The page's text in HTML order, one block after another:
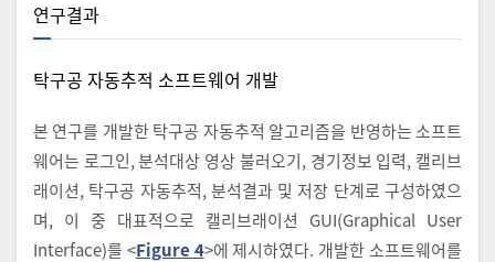
연구결과
탁구공 자동추적 소프트웨어 개발
본 연구를 개발한 탁구공 자동추적 알고리즘을 반영하는 소프트
웨어는 로그인, 분석대상 영상 불러오기, 경기정보 입력, 캘리브
래이션, 탁구공 자동추적, 분석결과 및 저장 단계로 구성하였으
며, 이 중 대표적으로 캘리브래이션 GUI(Graphical User
Interface)를 <Figure 4>에 제시하였다. 개발한 소프트웨어를